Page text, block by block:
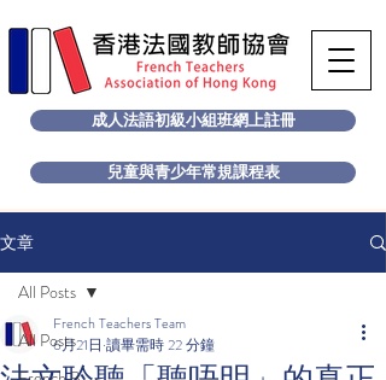
成人法語初級小組班網上註冊
兒童與青少年常規課程表
文章
All Posts
All Posts
French Teachers Team
6月21日 讀畢需時 22 分鐘